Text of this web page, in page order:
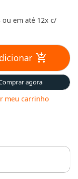
ou em até 12x c/
agora
meu carrinho